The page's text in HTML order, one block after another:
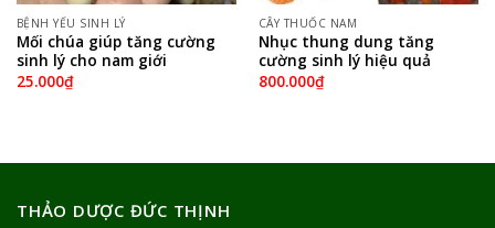
BỆNH YẾU SINH LÝ
Mối chúa giúp tăng cường
sinh lý cho nam giới
25.000₫
CÂY THUỐC NAM
Nhục thung dung tăng
cường sinh lý hiệu quả
800.000₫
THẢO DƯỢC ĐỨC THỊNH